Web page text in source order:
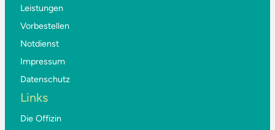
Leistungen
Vorbestellen
Notdienst
Impressum
Datenschutz
Links
Die Offizin